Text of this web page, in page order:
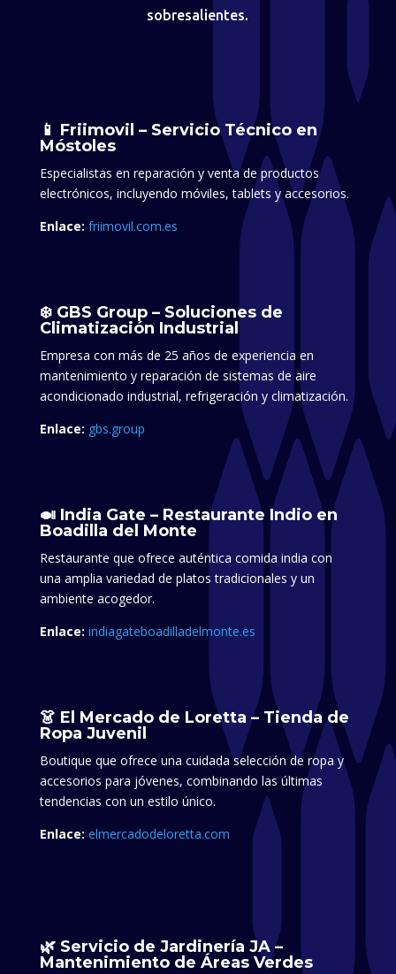
sobresalientes.
📱 Friimovil – Servicio Técnico en
Móstoles
Especialistas en reparación y venta de productos
electrónicos, incluyendo móviles, tablets y accesorios.​
Enlace: friimovil.com.es
❄️ GBS Group – Soluciones de
Climatización Industrial
Empresa con más de 25 años de experiencia en
mantenimiento y reparación de sistemas de aire
acondicionado industrial, refrigeración y climatización.​
Enlace: gbs.group
🍛 India Gate – Restaurante Indio en
Boadilla del Monte
Restaurante que ofrece auténtica comida india con
una amplia variedad de platos tradicionales y un
ambiente acogedor.
Enlace: indiagateboadilladelmonte.es
👗 El Mercado de Loretta – Tienda de
Ropa Juvenil
Boutique que ofrece una cuidada selección de ropa y
accesorios para jóvenes, combinando las últimas
tendencias con un estilo único.
Enlace: elmercadodeloretta.com
🌿 Servicio de Jardinería JA –
Mantenimiento de Áreas Verdes